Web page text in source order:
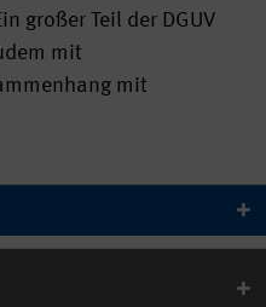
großer Teil der DGUV
mit
mit